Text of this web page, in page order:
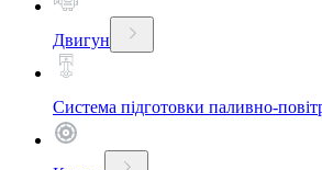
Двигун
Система підготовки паливно-